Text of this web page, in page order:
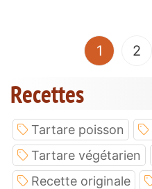
1 (current)
2
Recettes
Tartare poisson
Tartare végétarien
Recette originale